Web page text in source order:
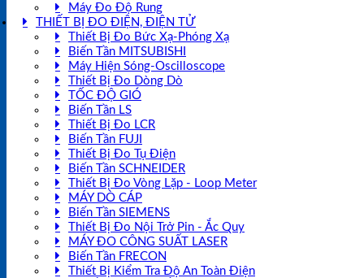
Máy Đo Độ Rung
THIẾT BỊ ĐO ĐIỆN, ĐIỆN TỬ
Thiết Bị Đo Bức Xạ-Phóng Xạ
Biến Tần MITSUBISHI
Máy Hiện Sóng-Oscilloscope
Thiết Bị Đo Dòng Dò
TỐC ĐỘ GIÓ
Biến Tần LS
Thiết Bị Đo LCR
Biến Tần FUJI
Thiết Bị Đo Tụ Điện
Biến Tần SCHNEIDER
Thiết Bị Đo Vòng Lặp - Loop Meter
MÁY DÒ CÁP
Biến Tần SIEMENS
Thiết Bị Đo Nội Trở Pin - Ắc Quy
MÁY ĐO CÔNG SUẤT LASER
Biến Tần FRECON
Thiết Bị Kiểm Tra Độ An Toàn Điện